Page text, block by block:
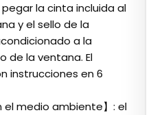
la cinta incluida al
y el sello de la
a la
de la ventana. El
instrucciones en 6
el medio ambiente】: el